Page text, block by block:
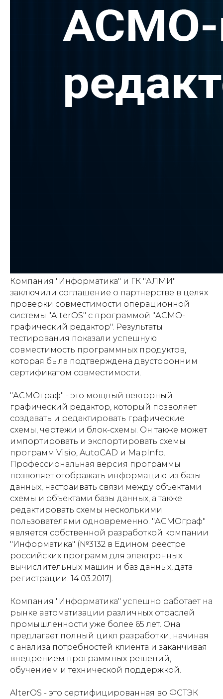
Компания "Информатика" и ГК "АЛМИ"
заключили соглашение о партнерстве в целях
проверки совместимости операционной
системы "AlterOS" с программой "АСМО-
графический редактор". Результаты
тестирования показали успешную
совместимость программных продуктов,
которая была подтверждена двусторонним
сертификатом совместимости.
"АСМОграф" - это мощный векторный
графический редактор, который позволяет
создавать и редактировать графические
схемы, чертежи и блок-схемы. Он также может
импортировать и экспортировать схемы
программ Visio, AutoCAD и MapInfo.
Профессиональная версия программы
позволяет отображать информацию из базы
данных, настраивать связи между объектами
схемы и объектами базы данных, а также
редактировать схемы несколькими
пользователями одновременно. "АСМОграф"
является собственной разработкой компании
"Информатика" (№3132 в Едином реестре
российских программ для электронных
вычислительных машин и баз данных, дата
регистрации: 14.03.2017).
Компания "Информатика" успешно работает на
рынке автоматизации различных отраслей
промышленности уже более 65 лет. Она
предлагает полный цикл разработки, начиная
с анализа потребностей клиента и заканчивая
внедрением программных решений,
обучением и технической поддержкой.
AlterOS - это сертифицированная во ФСТЭК